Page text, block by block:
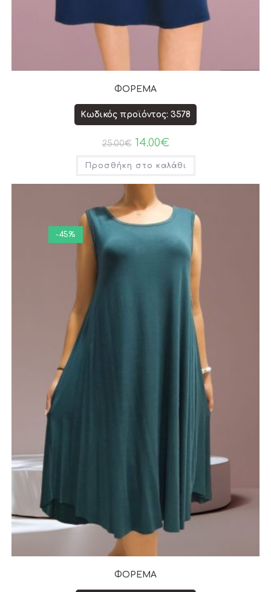
ΦΟΡΕΜΑ
Κωδικός προϊόντος: 3578
25.00€ 14.00€
Προσθήκη στο καλάθι
-45%
ΦΟΡΕΜΑ